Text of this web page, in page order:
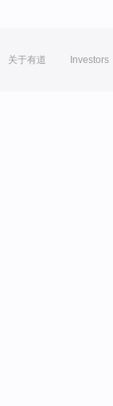
关于有道 Investors